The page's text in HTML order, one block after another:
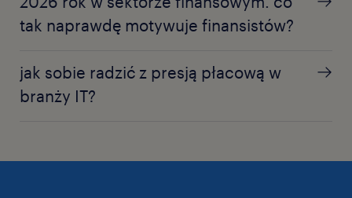
tak naprawdę motywuje finansistów?
jak sobie radzić z presją płacową w
branży IT?